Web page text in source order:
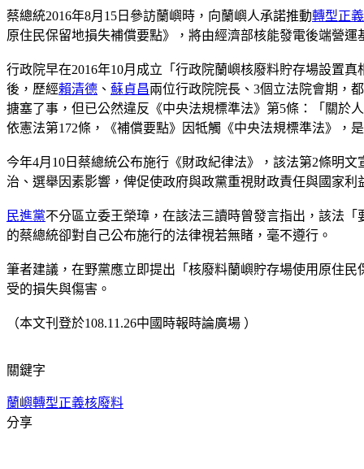
蔡總統2016年8月15日參訪蘭嶼時，向蘭嶼人承諾推動轉型正義
原住民保留地損失補償要點》，將由經濟部核能發電後端營
行政院早在2016年10月成立「行政院蘭嶼核廢料貯存場設置
後，歷經賴清德 、 蘇貞昌兩位行政院院長、3個立法院會期，
搪塞了事，但已公然違反《中央法規標準法》第5條：「關於
依憲法第172條，《補償要點》因牴觸《中央法規標準法》，
今年4月10日蔡總統公布施行《財政紀律法》，該法第2條明
治、選舉因素影響，俾促使政府與政黨重視財政責任與國家利
民進黨不分區立委王榮璋，在該法三讀時曾發言指出，該法
的蔡總統卻對自己公布施行的法律視若無睹，毫不遵行。
筆者建議，在野黨應立即提出「核廢料蘭嶼貯存場使用原住
受的損失與傷害。
（本文刊登於108.11.26中國時報時論廣場 ）
關鍵字
蘭嶼轉型正義核廢料
分享